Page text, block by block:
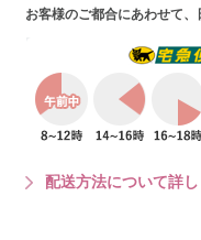
お客様のご都合にあわせて、
配送方法について詳